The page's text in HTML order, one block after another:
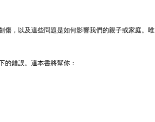
傷，以及這些問題是如何影響我們的親子或家庭。唯
的錯誤。這本書將幫你：